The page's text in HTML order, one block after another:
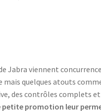
Jabra viennent
mais quelques atouts
des contrôles complets et
petite promotion leur